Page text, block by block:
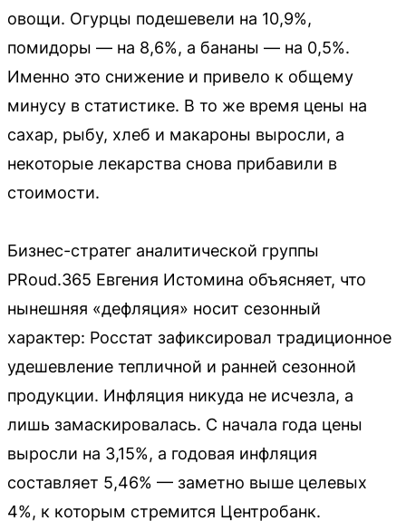
овощи. Огурцы подешевели на 10,9%,
помидоры — на 8,6%, а бананы — на 0,5%.
Именно это снижение и привело к общему
минусу в статистике. В то же время цены на
сахар, рыбу, хлеб и макароны выросли, а
некоторые лекарства снова прибавили в
стоимости.
Бизнес-стратег аналитической группы
PRoud.365 Евгения Истомина объясняет, что
нынешняя «дефляция» носит сезонный
характер: Росстат зафиксировал традиционное
удешевление тепличной и ранней сезонной
продукции. Инфляция никуда не исчезла, а
лишь замаскировалась. С начала года цены
выросли на 3,15%, а годовая инфляция
составляет 5,46% — заметно выше целевых
4%, к которым стремится Центробанк.